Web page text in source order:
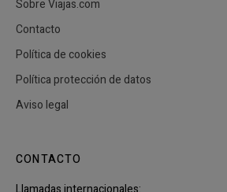
Sobre Viajas.com
Contacto
Política de cookies
Política protección de datos
Aviso legal
CONTACTO